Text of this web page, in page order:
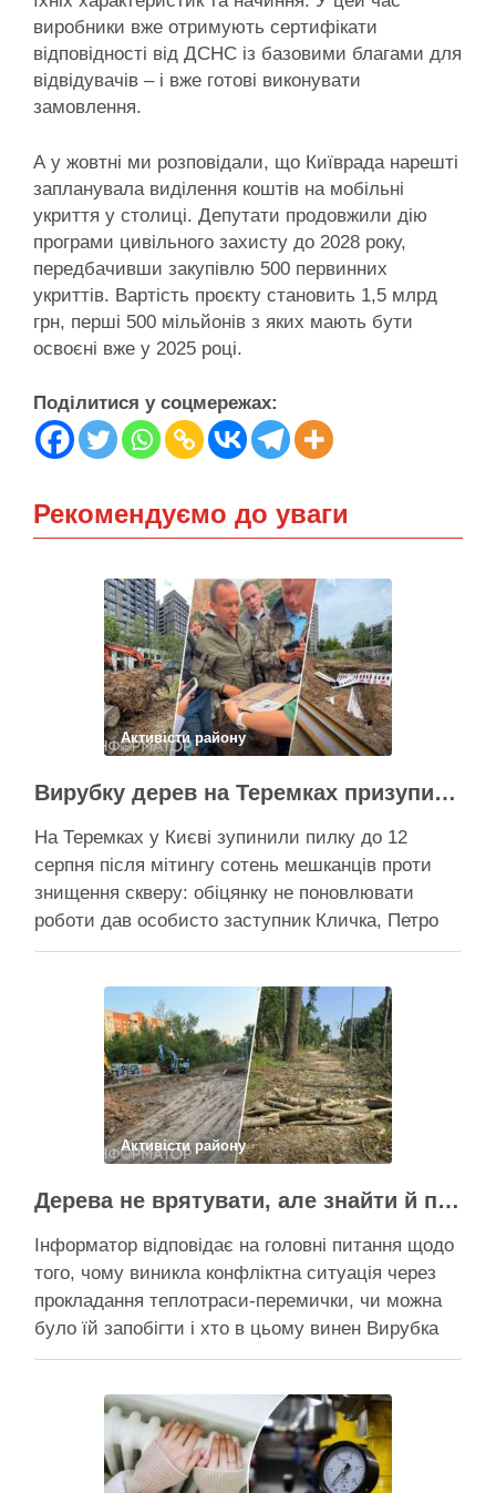
виробники вже отримують сертифікати
відповідності від ДСНС із базовими благами для
відвідувачів – і вже готові виконувати
замовлення.
А у жовтні ми розповідали, що Київрада нарешті
запланувала виділення коштів на мобільні
укриття у столиці. Депутати продовжили дію
програми цивільного захисту до 2028 року,
передбачивши закупівлю 500 первинних
укриттів. Вартість проєкту становить 1,5 млрд
грн, перші 500 мільйонів з яких мають бути
освоєні вже у 2025 році.
Поділитися у соцмережах:
Рекомендуємо до уваги
Активісти району
Вирубку дерев на Теремках призупинили після приїзду заступника Кличка – почався діалог
На Теремках у Києві зупинили пилку до 12
серпня після мітингу сотень мешканців проти
знищення скверу: обіцянку не поновлювати
роботи дав особисто заступник Кличка, Петро
Пантелеєв, що прибув налагодити комунікацію
чи вдасться зберегти ту частину озеленення,
що лишилася, – поки невідомо На Теремках у …
Поділитися у соцмережах:
Активісти району
Дерева не врятувати, але знайти й покарати винних треба – головні питання і висновки з конфлікту на Теремках
Інформатор відповідає на головні питання щодо
того, чому виникла конфліктна ситуація через
прокладання теплотраси-перемички, чи можна
було їй запобігти і хто в цьому винен Вирубка
дерев триває, почали й прокладати теплотрасу
суботу, 8 серпня 2026 року, на Теремках у Києві
почалася вже …